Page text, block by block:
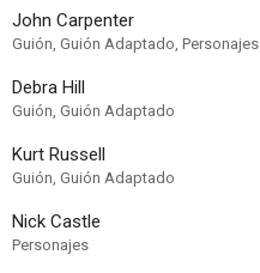
John Carpenter
Guión, Guión Adaptado, Personajes
Debra Hill
Guión, Guión Adaptado
Kurt Russell
Guión, Guión Adaptado
Nick Castle
Personajes